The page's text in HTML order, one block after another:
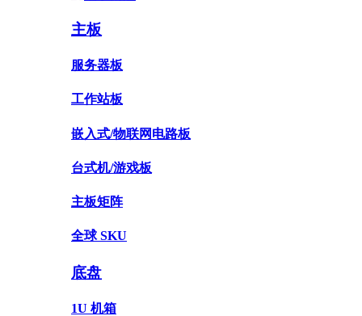
主板
服务器板
工作站板
嵌入式/物联网电路板
台式机/游戏板
主板矩阵
全球 SKU
底盘
1U 机箱